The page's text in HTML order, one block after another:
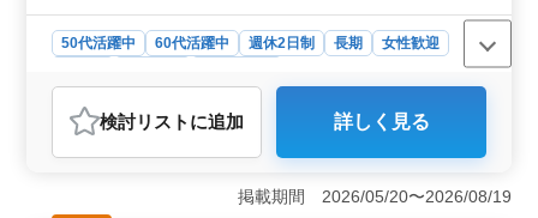
50代活躍中 60代活躍中 週休2日制 長期
女性歓迎
おすすめポイント
＜安定した環境と働きやすさ＞ 年間休日126日で土日
祝休みの完全週休2日制を採用。月10時間程度の残業が少
社員として雇用されるため、安定した収入と福利厚生が
検討リスト に追加 詳しく見る
掲載期間 2026/05/20〜2026/08/19